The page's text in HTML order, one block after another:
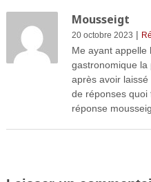
Mousseigt
20 octobre 2023 |
Me ayant appelle
gastronomique la
après avoir
de réponses quoi
réponse